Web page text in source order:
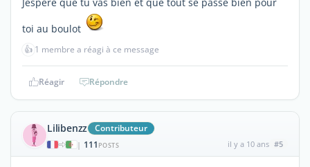
toi au boulot
👍 1 membre a réagi à ce message
Réagir Répondre
Lilibenzz Contributeur
| 111 POSTS il y a 10 ans #5